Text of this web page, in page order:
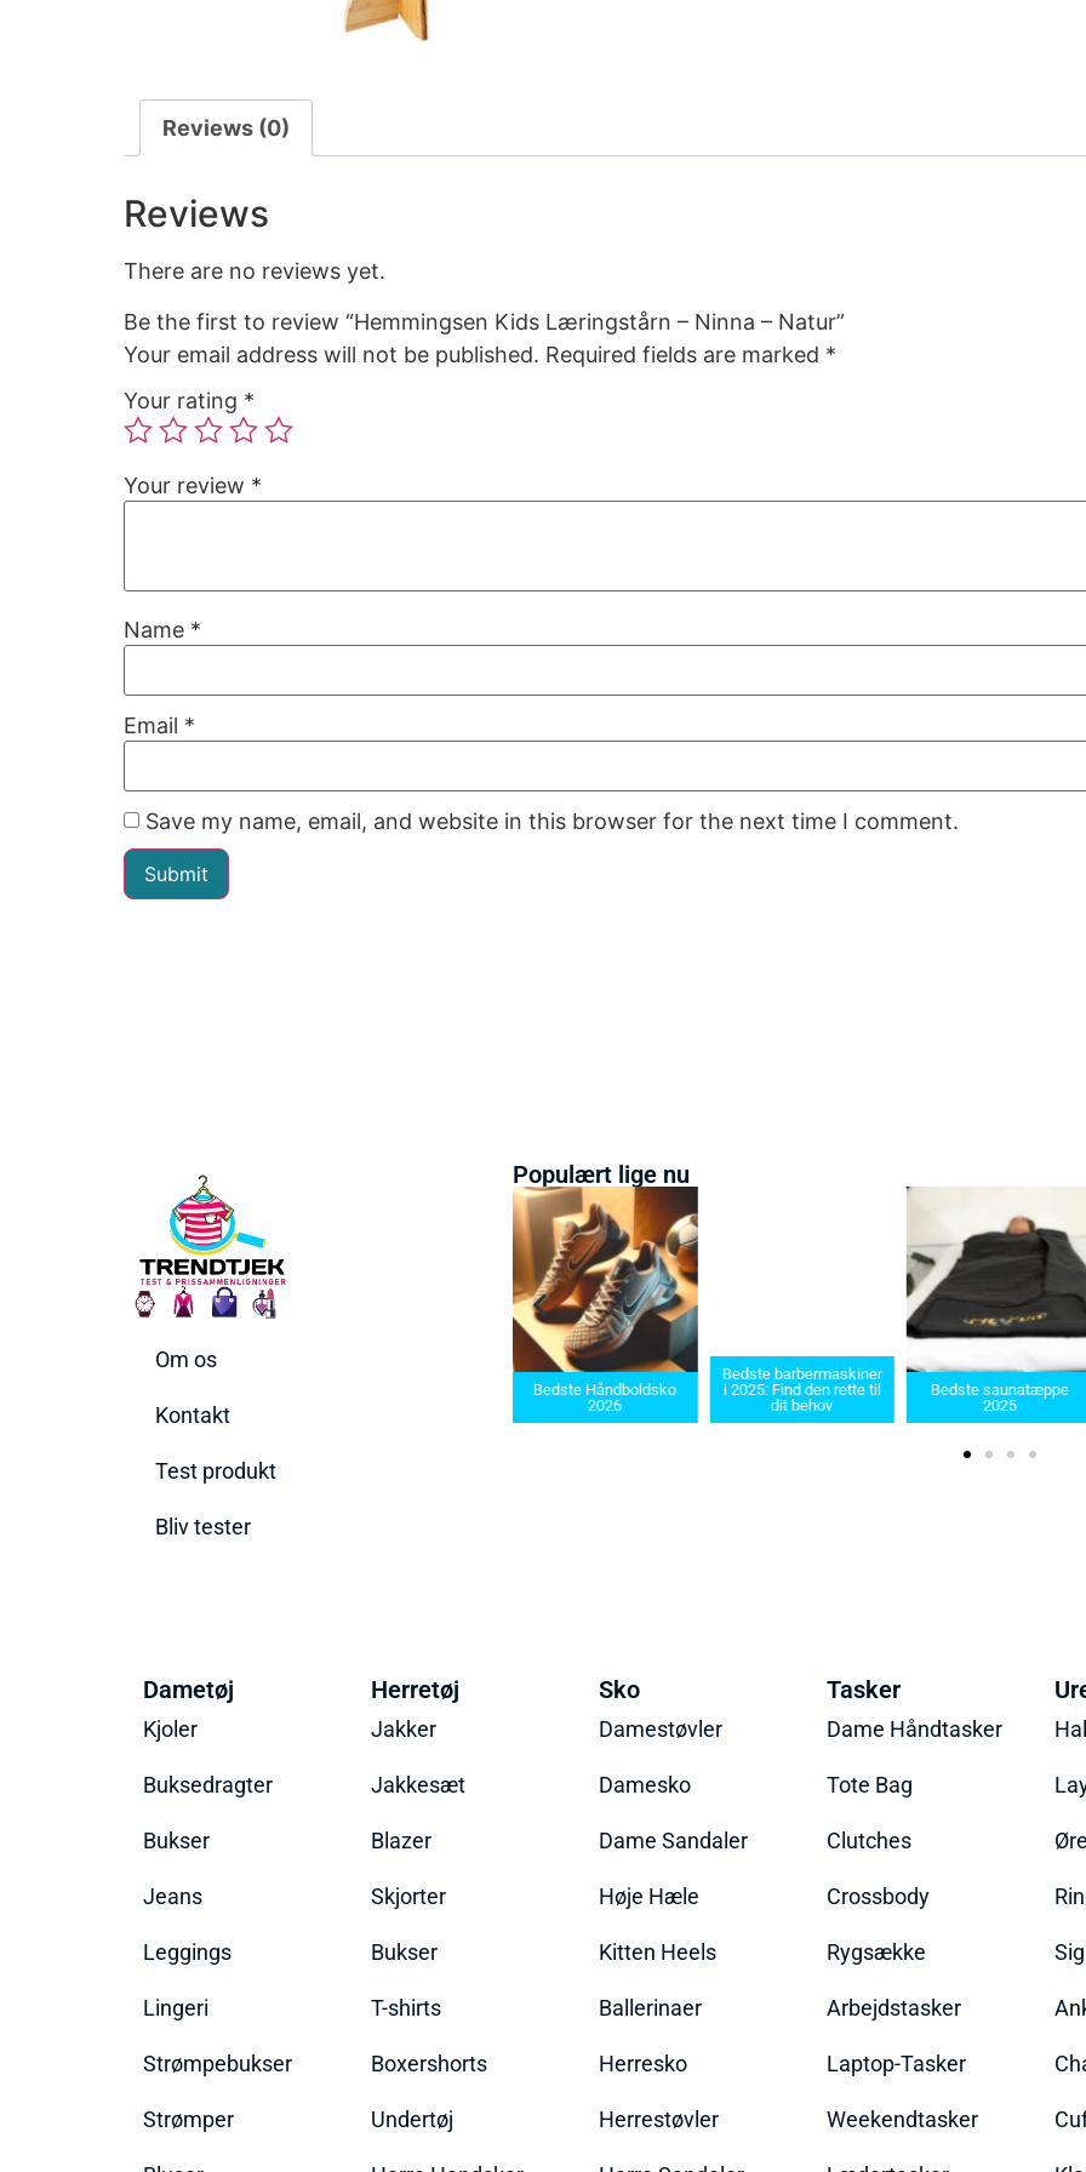
Reviews (0)
Reviews
There are no reviews yet.
Be the first to review “Hemmingsen Kids Læringstårn – Ninna – Natur”
Your email address will not be published. Required fields are marked *
Your rating *
Your review *
Name *
Email *
Save my name, email, and website in this browser for the next time I comment.
Om os
Kontakt
Test produkt
Bliv tester
Populært lige nu
Bedste Håndboldsko
Bedste barbermaskiner
i 2025: Find den rette til
Bedste saunatæppe
Bedste
2025 –
Dametøj
Kjoler
Buksedragter
Bukser
Jeans
Leggings
Lingeri
Strømpebukser
Strømper
Herretøj
Jakker
Jakkesæt
Blazer
Skjorter
Bukser
T-shirts
Boxershorts
Undertøj
Sko
Damestøvler
Damesko
Dame Sandaler
Høje Hæle
Kitten Heels
Ballerinaer
Herresko
Herrestøvler
Tasker
Dame Håndtasker
Tote Bag
Clutches
Crossbody
Rygsække
Arbejdstasker
Laptop-Tasker
Weekendtasker